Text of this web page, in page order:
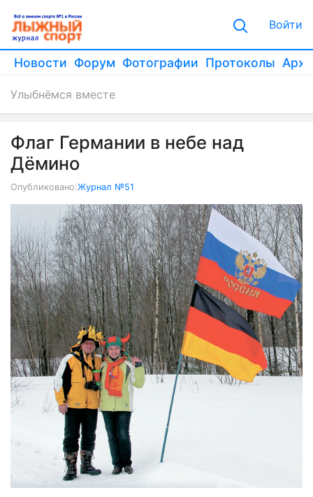
Войти
Новости Форум Фотографии Протоколы
Улыбнёмся вместе
Флаг Германии в небе над
Дёмино
Опубликовано:Журнал №51